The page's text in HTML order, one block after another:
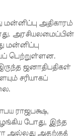
மன்னிப்பு அதிகாரம்
அரசியலமைப்பின்
மன்னிப்பு
பெற்றுள்ளன.
ஜனாதிபதிகள்
சரியாகப்
ராஜபக்ஷ,
போது, இந்த
அல்லது அதற்குத்